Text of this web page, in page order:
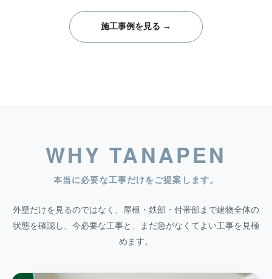
施工事例を見る →
WHY TANAPEN
本当に必要な工事だけをご提案します。
外壁だけを見るのではなく、屋根・鉄部・付帯部まで建物全体の
状態を確認し、今必要な工事と、まだ急がなくてよい工事を見極
めます。